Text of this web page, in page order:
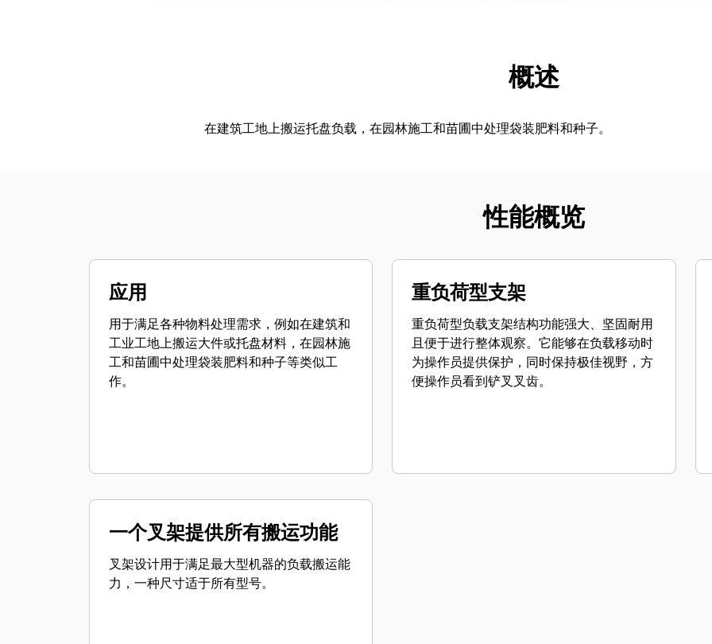
展示
概述
在建筑工地上搬运托盘负载，在园林施工和苗圃中处理袋装肥料和种子。
性能概览
应用
用于满足各种物料处理需求，例如在建筑和
工业工地上搬运大件或托盘材料，在园林施
工和苗圃中处理袋装肥料和种子等类似工
作。
重负荷型支架
重负荷型负载支架结构功能强大、坚固耐用
且便于进行整体观察。它能够在负载移动时
为操作员提供保护，同时保持极佳视野，方
便操作员看到铲叉叉齿。
一个叉架提供所有搬运功能
叉架设计用于满足最大型机器的负载搬运能
力，一种尺寸适于所有型号。